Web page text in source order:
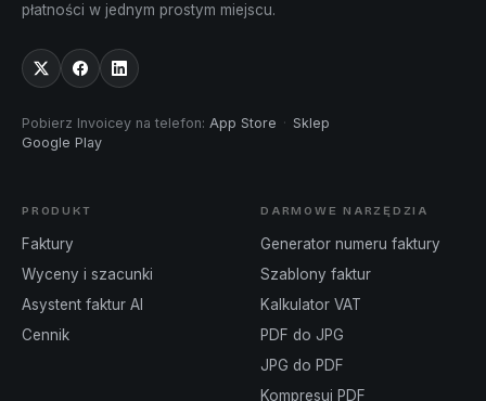
płatności w jednym prostym miejscu.
Pobierz Invoicey na telefon: App Store · Sklep
Google Play
PRODUKT
Faktury
Wyceny i szacunki
Asystent faktur AI
Cennik
DARMOWE NARZĘDZIA
Generator numeru faktury
Szablony faktur
Kalkulator VAT
PDF do JPG
JPG do PDF
Kompresuj PDF